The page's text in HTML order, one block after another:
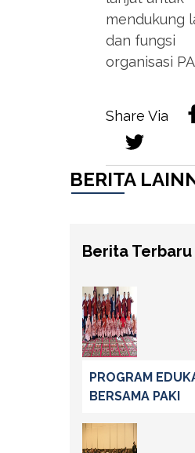
mendukung
dan fungsi
organisasi
Share Via
BERITA
Berita Terbaru
PROGRAM
BERSAMA PAKI